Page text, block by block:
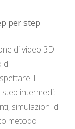
per step
di video 3D
di
il
intermedi:
simulazioni di
metodo